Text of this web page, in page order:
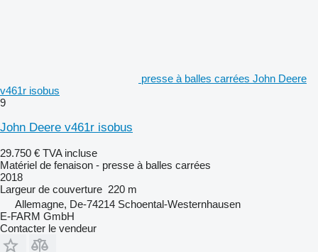
presse à balles carrées John Deere
v461r isobus
9
John Deere v461r isobus
29.750 € TVA incluse
Matériel de fenaison - presse à balles carrées
2018
Largeur de couverture 220 m
Allemagne, De-74214 Schoental-Westernhausen
E-FARM GmbH
Contacter le vendeur